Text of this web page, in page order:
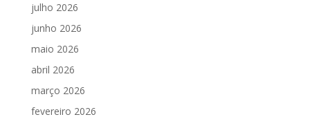
julho 2026
junho 2026
maio 2026
abril 2026
março 2026
fevereiro 2026